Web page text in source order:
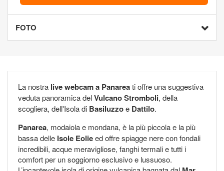
FOTO
La nostra live webcam a Panareati offre una suggestiva
veduta panoramica delVulcano Stromboli, della
scogliera, dell'Isola di Basiluzzoe Dattilo.
Panarea, modaiola e mondana, è la più piccola e la più
bassa delle Isole Eolieed offre spiagge nere con fondali
incredibili, acque meravigliose, fanghi termali e tutti i
comfort per un soggiorno esclusivo e lussuoso.